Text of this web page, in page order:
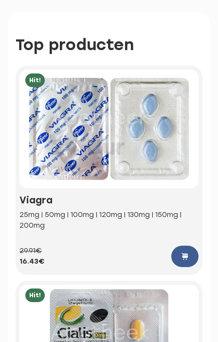
Top producten
Hit!
Viagra
25mg | 50mg | 100mg | 120mg | 130mg | 150mg |
200mg
29.91€
16.43€
Hit!